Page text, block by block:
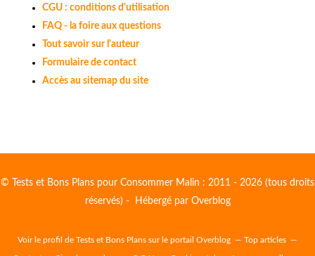
CGU : conditions d'utilisation
FAQ - la foire aux questions
Tout savoir sur l'auteur
Formulaire de contact
Accès au sitemap du site
© Tests et Bons Plans pour Consommer Malin : 2011 - 2026 (tous droits
réservés) - Hébergé par Overblog
Voir le profil de Tests et Bons Plans sur le portail Overblog Top articles